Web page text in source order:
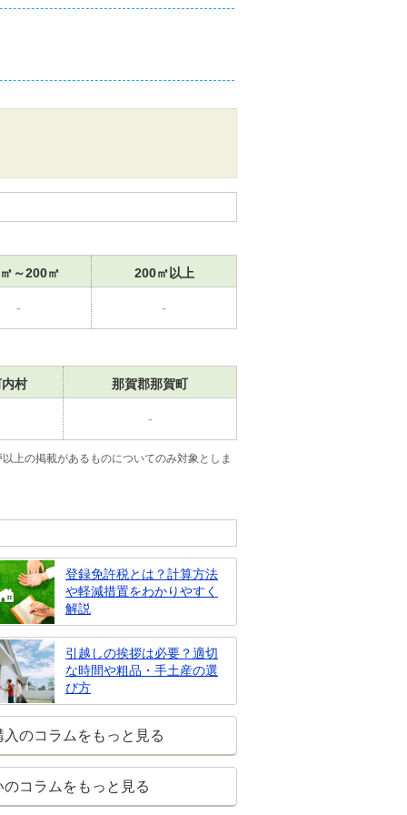
～200㎡ 200㎡以上
- -
村 那賀郡那賀町
-
上の掲載があるものについてのみ対象としま
登録免許税とは？計算方法
や軽減措置をわかりやすく
解説
引越しの挨拶は必要？適切
な時間や粗品・手土産の選
び方
入のコラムをもっと見る
のコラムをもっと見る